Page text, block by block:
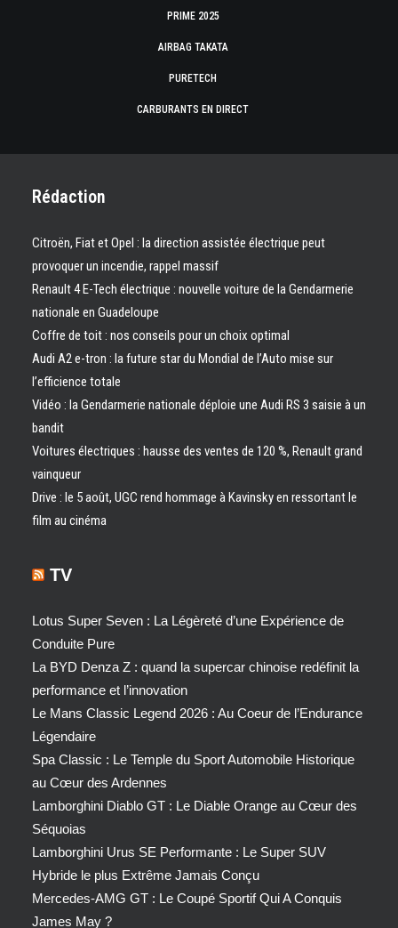
PRIME 2025
AIRBAG TAKATA
PURETECH
CARBURANTS EN DIRECT
Rédaction
Citroën, Fiat et Opel : la direction assistée électrique peut
provoquer un incendie, rappel massif
Renault 4 E-Tech électrique : nouvelle voiture de la Gendarmerie
nationale en Guadeloupe
Coffre de toit : nos conseils pour un choix optimal
Audi A2 e-tron : la future star du Mondial de l’Auto mise sur
l’efficience totale
Vidéo : la Gendarmerie nationale déploie une Audi RS 3 saisie à un
bandit
Voitures électriques : hausse des ventes de 120 %, Renault grand
vainqueur
Drive : le 5 août, UGC rend hommage à Kavinsky en ressortant le
film au cinéma
TV
Lotus Super Seven : La Légèreté d’une Expérience de
Conduite Pure
La BYD Denza Z : quand la supercar chinoise redéfinit la
performance et l’innovation
Le Mans Classic Legend 2026 : Au Coeur de l’Endurance
Légendaire
Spa Classic : Le Temple du Sport Automobile Historique
au Cœur des Ardennes
Lamborghini Diablo GT : Le Diable Orange au Cœur des
Séquoias
Lamborghini Urus SE Performante : Le Super SUV
Hybride le plus Extrême Jamais Conçu
Mercedes-AMG GT : Le Coupé Sportif Qui A Conquis
James May ?